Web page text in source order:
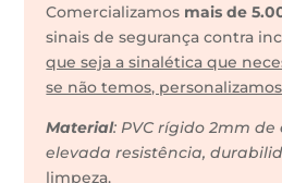
Comercializamos mais de
sinais de segurança contra
que seja a sinalética que
se não temos, personalizamos
Material: PVC rígido 2mm de
elevada resistência,
limpeza.